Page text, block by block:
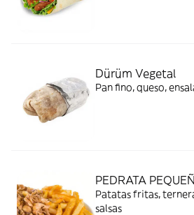
Dürüm Vegetal
Pan fino, queso,
PEDRATA
Patatas fritas,
salsas